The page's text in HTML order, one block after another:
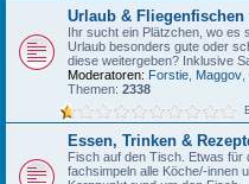
Urlaub & Fliegenfischen
Ihr sucht ein Plätzchen, wo es
Urlaub besonders gute oder
diese weitergeben? Inklusive
Moderatoren: Forstie Maggov
Themen: 2338
Essen, Trinken &
Fisch auf den Tisch. Etwas für
fachsimpeln alle Köche/-innen